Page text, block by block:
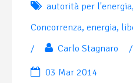
autorità per l'energia,
Concorrenza, energia,
/
Carlo Stagnaro /
03 Mar 2014